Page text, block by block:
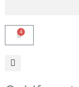
4
Kurv